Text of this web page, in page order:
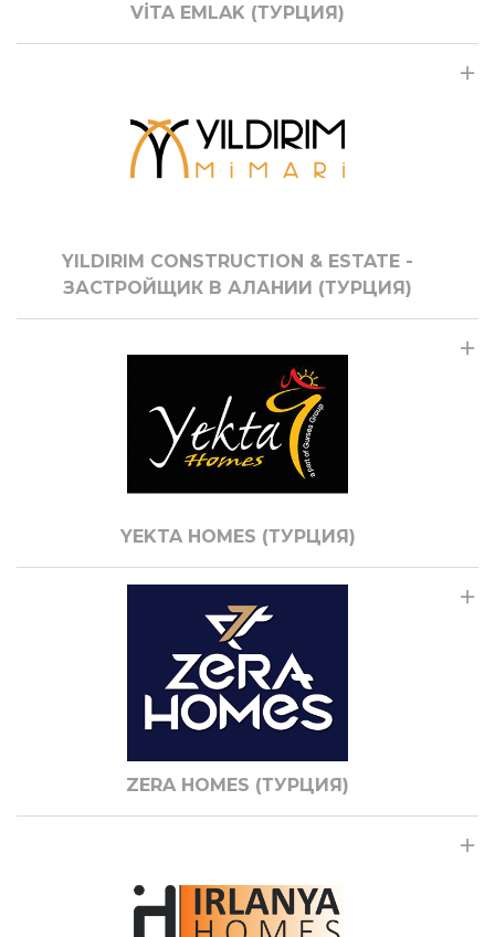
VİTA EMLAK (ТУРЦИЯ)
YILDIRIM CONSTRUCTION & ESTATE -
ЗАСТРОЙЩИК В АЛАНИИ (ТУРЦИЯ)
YEKTA HOMES (ТУРЦИЯ)
ZERA HOMES (ТУРЦИЯ)